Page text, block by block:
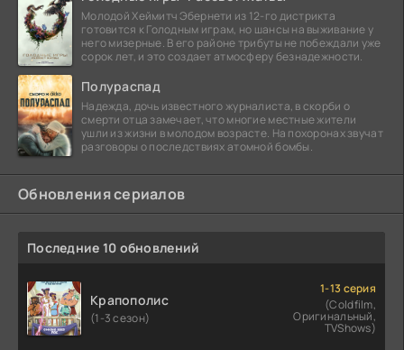
Молодой Хеймитч Эбернети из 12-го дистрикта
готовится к Голодным играм, но шансы на выживание у
него мизерные. В его районе трибуты не побеждали уже
сорок лет, и это создает атмосферу безнадежности.
Полураспад
Надежда, дочь известного журналиста, в скорби о
смерти отца замечает, что многие местные жители
ушли из жизни в молодом возрасте. На похоронах звучат
разговоры о последствиях атомной бомбы.
Обновления сериалов
Последние 10 обновлений
Крапополис
(1-3 сезон)
1-13 серия
(Coldfilm,
Оригинальный,
TVShows)